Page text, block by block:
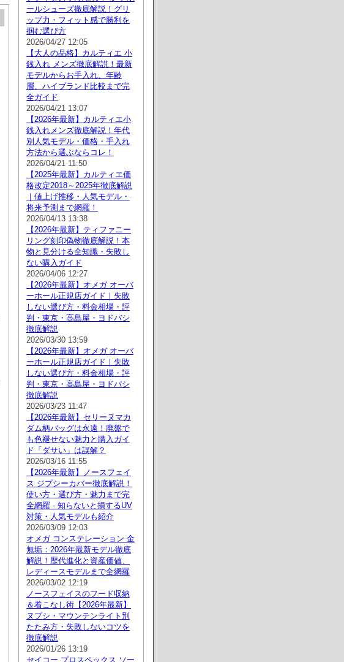
ールシューズ徹底解説！グリ
ップ力・フィット感で勝利を
掴む選び方
2026/04/27 12:05
【大人の品格】カルティエ 小
銭入れ メンズ徹底解説！最新
モデルからお手入れ、年齢
層、ハイブランド比較まで完
全ガイド
2026/04/21 13:07
【2026年最新】カルティエ小
銭入れメンズ徹底解説！年代
別人気モデル・価格・手入れ
方法から選ぶならコレ！
2026/04/21 11:50
【2025年最新】カルティエ価
格改定2018～2025年徹底解説
｜値上げ推移・人気モデル・
将来予測まで網羅！
2026/04/13 13:38
【2026年最新】ティファニー
リング刻印偽物徹底解説！本
物と見分ける全知識・失敗し
ない購入ガイド
2026/04/06 12:27
【2026年最新】オメガ オーバ
ーホール正規店ガイド｜失敗
しない選び方・料金相場・評
判・東京・高島屋・ヨドバシ
徹底解説
2026/03/30 13:59
【2026年最新】オメガ オーバ
ーホール正規店ガイド｜失敗
しない選び方・料金相場・評
判・東京・高島屋・ヨドバシ
徹底解説
2026/03/23 11:47
【2026年最新】セリーヌマカ
ダム柄バッグは永遠！廃盤で
も色褪せない魅力と購入ガイ
ド「ダサい」は誤解？
2026/03/16 11:55
【2026年最新】ノースフェイ
ス ジプシーカバー徹底解説！
使い方・選び方・魅力まで完
全網羅 - 知らないと損するUV
対策・人気モデルも紹介
2026/03/09 12:03
オメガ コンステレーション 金
無垢：2026年最新モデル徹底
解説！歴代進化と資産価値、
レディースモデルまで全網羅
2026/03/02 12:19
ノースフェイスのフード収納
＆着こなし術【2026年最新】
ヌプシ・マウンテンライト別
たたみ方・失敗しないコツを
徹底解説
2026/01/26 13:19
セイコー プロスペックス ソー